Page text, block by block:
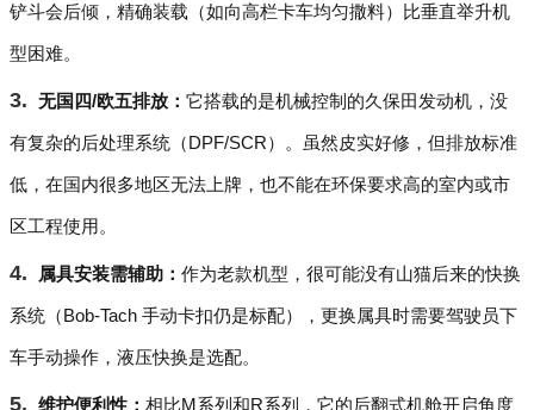
铲斗会后倾，精确装载（如向高栏卡车均匀撒料）比垂直举升机
型困难。
无国四/欧五排放： 它搭载的是机械控制的久保田发动机，没
有复杂的后处理系统（DPF/SCR）。虽然皮实好修，但排放标准
低，在国内很多地区无法上牌，也不能在环保要求高的室内或市
区工程使用。
属具安装需辅助： 作为老款机型，很可能没有山猫后来的快换
系统（Bob-Tach 手动卡扣仍是标配），更换属具时需要驾驶员下
车手动操作，液压快换是选配。
维护便利性： 相比M系列和R系列，它的后翻式机舱开启角度